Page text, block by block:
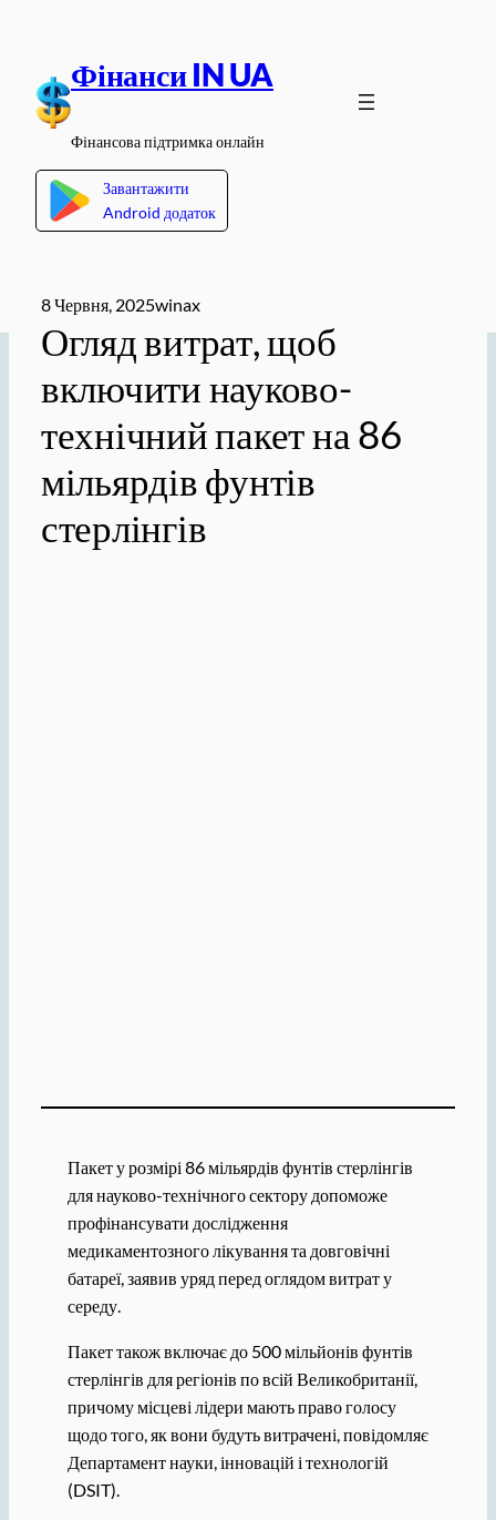
вмісту
Фінанси IN UA
Фінансова підтримка онлайн
Завантажити
Android додаток
8 Червня, 2025winax
Огляд витрат, щоб
включити науково-
технічний пакет на 86
мільярдів фунтів
стерлінгів
Пакет у розмірі 86 мільярдів фунтів стерлінгів
для науково-технічного сектору допоможе
профінансувати дослідження
медикаментозного лікування та довговічні
батареї, заявив уряд перед оглядом витрат у
середу.
Пакет також включає до 500 мільйонів фунтів
стерлінгів для регіонів по всій Великобританії,
причому місцеві лідери мають право голосу
щодо того, як вони будуть витрачені, повідомляє
Департамент науки, інновацій і технологій
(DSIT).